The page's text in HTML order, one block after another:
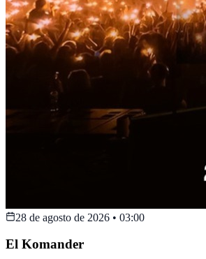
28 de agosto de 2026 • 03:00
El Komander